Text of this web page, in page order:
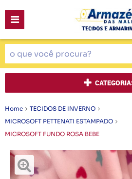
Home
TECIDOS DE INVERNO
MICROSOFT PETTENATI ESTAMPADO
MICROSOFT FUNDO ROSA BEBE